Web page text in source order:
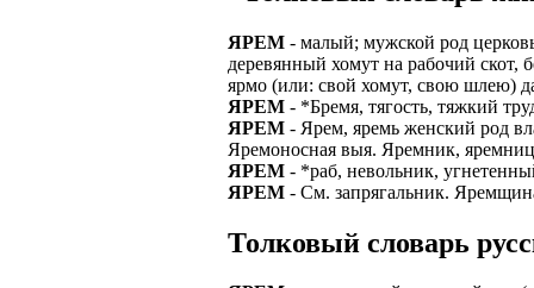
Знание языка
Требуются
Варианты
Средняя
средний,
Жилье
График 10-12
Большой
В наличии авто
Ищем
Звоните
количество
Скидки и акции
Выгодные
ЧТОБЫ
Откликнитесь
Получите
Заполните
Ожидайте
ЯРЕМ - малый; мужской род
деревянный хомут на рабочий
ярмо (или: свой хомут, свою шлею)
ЯРЕМ - *Бремя, тягость, тяжкий
ЯРЕМ - Ярем, яремь женский род
Яремоносная выя. Яремник,
ЯРЕМ - *раб, невольник,
ЯРЕМ - См. запрягальник.
Толковый словарь